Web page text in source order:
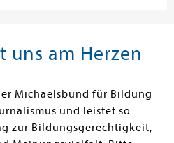
am Herzen
Michaelsbund für Bildung
und leistet so
zur Bildungsgerechtigkeit,